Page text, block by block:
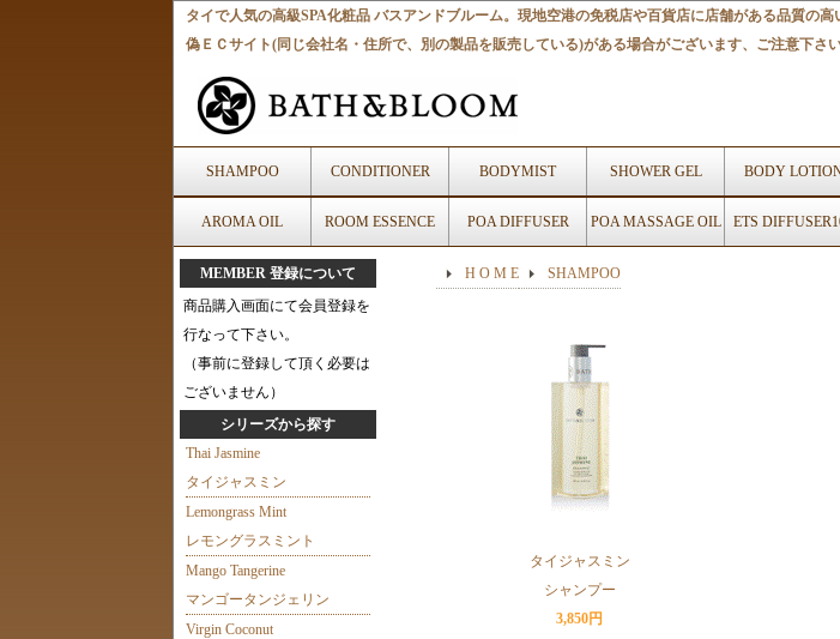
タイで人気の高級SPA化粧品 バスアンドブルーム。現地空港の免税店や百貨店に店舗がある品質の
偽ＥＣサイト(同じ会社名・住所で、別の製品を販売している)がある場合がございます、ご注意下
SHAMPOO CONDITIONER BODYMIST SHOWER GEL BODY
AROMA OIL ROOM ESSENCE POA DIFFUSER POA MASSAGE OIL ETS
MEMBER 登録について
商品購入画面にて会員登録を
行なって下さい。
（事前に登録して頂く必要は
ございません）
シリーズから探す
Thai Jasmine
タイジャスミン
Lemongrass Mint
レモングラスミント
Mango Tangerine
マンゴータンジェリン
Virgin Coconut
H O M E SHAMPOO
タイジャスミン
シャンプー
3,850円